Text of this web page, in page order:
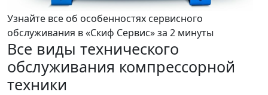
Узнайте все об особенностях сервисного
обслуживания в «Скиф Сервис» за 2 минуты
Все виды технического
обслуживания компрессорной
техники